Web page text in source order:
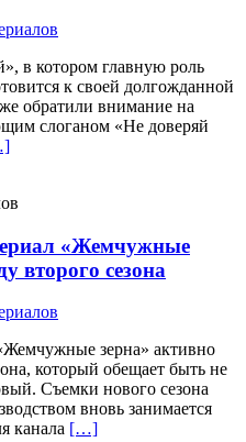
в котором главную роль
к своей долгожданной
обратили внимание на
слоганом «Не доверяй
«Жемчужные
второго сезона
зерна» активно
который обещает быть не
Съемки нового сезона
вновь занимается
канала […]